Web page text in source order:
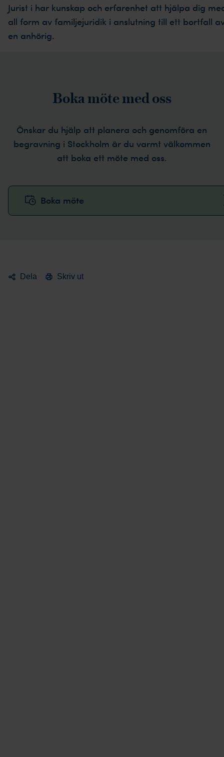
Jurist i har kunskap och erfarenhet att hjälpa dig
all form av familjejuridik i anslutning till ett bortfall
en anhörig.
Boka möte med oss
Önskar du hjälp att planera och genomföra en
begravning i Stockholm är du varmt välkommen
att boka ett möte med oss.
Boka möte
Dela Skriv ut